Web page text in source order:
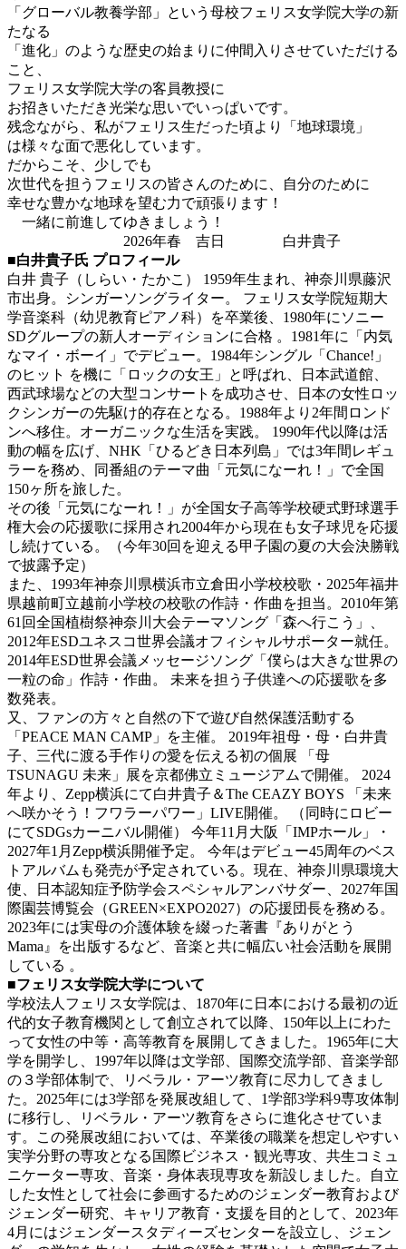
「グローバル教養学部」という母校フェリス女学院大学の新
たなる
「進化」のような歴史の始まりに仲間入りさせていただける
こと、
フェリス女学院大学の客員教授に
お招きいただき光栄な思いでいっぱいです。
残念ながら、私がフェリス生だった頃より「地球環境」
は様々な面で悪化しています。
だからこそ、少しでも
次世代を担うフェリスの皆さんのために、自分のために
幸せな豊かな地球を望む力で頑張ります！
一緒に前進してゆきましょう！
2026年春 吉日 白井貴子
■白井貴子氏 プロフィール
白井 貴子（しらい・たかこ） 1959年生まれ、神奈川県藤沢
市出身。シンガーソングライター。 フェリス女学院短期大
学音楽科（幼児教育ピアノ科）を卒業後、1980年にソニー
SDグループの新人オーディションに合格 。1981年に「内気
なマイ・ボーイ」でデビュー。1984年シングル「Chance!」
のヒット を機に「ロックの女王」と呼ばれ、日本武道館、
西武球場などの大型コンサートを成功させ、日本の女性ロッ
クシンガーの先駆け的存在となる。1988年より2年間ロンド
ンへ移住。オーガニックな生活を実践。 1990年代以降は活
動の幅を広げ、NHK「ひるどき日本列島」では3年間レギュ
ラーを務め、同番組のテーマ曲「元気になーれ！」で全国
150ヶ所を旅した。
その後「元気になーれ！」が全国女子高等学校硬式野球選手
権大会の応援歌に採用され2004年から現在も女子球児を応援
し続けている。（今年30回を迎える甲子園の夏の大会決勝戦
で披露予定）
また、1993年神奈川県横浜市立倉田小学校校歌・2025年福井
県越前町立越前小学校の校歌の作詩・作曲を担当。2010年第
61回全国植樹祭神奈川大会テーマソング「森へ行こう」、
2012年ESDユネスコ世界会議オフィシャルサポーター就任。
2014年ESD世界会議メッセージソング「僕らは大きな世界の
一粒の命」作詩・作曲。 未来を担う子供達への応援歌を多
数発表。
又、ファンの方々と自然の下で遊び自然保護活動する
「PEACE MAN CAMP」を主催。 2019年祖母・母・白井貴
子、三代に渡る手作りの愛を伝える初の個展 「母
TSUNAGU 未来」展を京都佛立ミュージアムで開催。 2024
年より、Zepp横浜にて白井貴子＆The CEAZY BOYS 「未来
へ咲かそう！フワラーパワー」LIVE開催。 （同時にロビー
にてSDGsカーニバル開催） 今年11月大阪「IMPホール」・
2027年1月Zepp横浜開催予定。 今年はデビュー45周年のベス
トアルバムも発売が予定されている。現在、神奈川県環境大
使、日本認知症予防学会スペシャルアンバサダー、2027年国
際園芸博覧会（GREEN×EXPO2027）の応援団長を務める。
2023年には実母の介護体験を綴った著書『ありがとう
Mama』を出版するなど、音楽と共に幅広い社会活動を展開
している 。
■フェリス女学院大学について
学校法人フェリス女学院は、1870年に日本における最初の近
代的女子教育機関として創立されて以降、150年以上にわた
って女性の中等・高等教育を展開してきました。1965年に大
学を開学し、1997年以降は文学部、国際交流学部、音楽学部
の３学部体制で、リベラル・アーツ教育に尽力してきまし
た。2025年には3学部を発展改組して、1学部3学科9専攻体制
に移行し、リベラル・アーツ教育をさらに進化させていま
す。この発展改組においては、卒業後の職業を想定しやすい
実学分野の専攻となる国際ビジネス・観光専攻、共生コミュ
ニケーター専攻、音楽・身体表現専攻を新設しました。自立
した女性として社会に参画するためのジェンダー教育および
ジェンダー研究、キャリア教育・支援を目的として、2023年
4月にはジェンダースタディーズセンターを設立し、ジェン